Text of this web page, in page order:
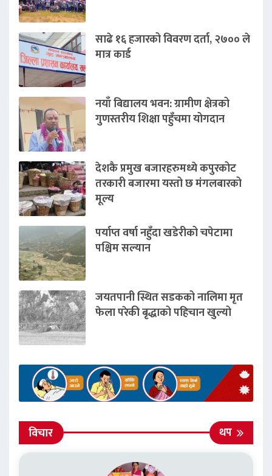
साढे १६ हजारको विवरण दर्ता, २७०० ले
मात्र कार्ड
नयाँ बिद्यालय भवन: ग्रामीण क्षेत्रको
गुणस्तरीय शिक्षा पहुँचमा योगदान
देशकै प्रमुख बजारहरुमध्ये कपुरकोट
तरकारी बजारमा यस्तो छ मंगलबारको
मूल्य
पर्याप्त वर्षा नहुँदा खडेरीको चपेटामा
पश्चिम सल्यान
जयतपानी स्थित सडकको नालिमा मृत
फेला परेकी बृद्धाको पहिचान खुल्यो
विचार थप